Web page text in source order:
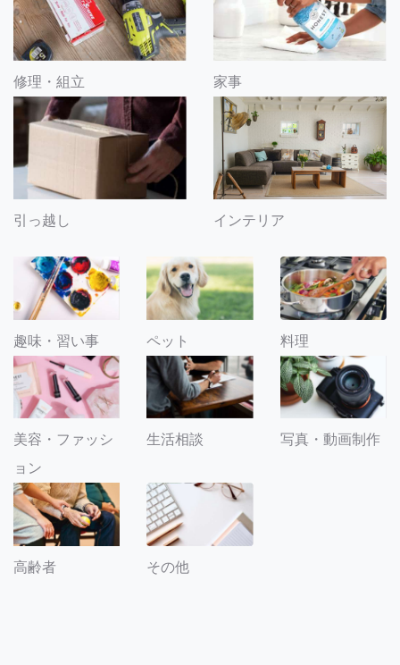
修理・組立 家事
引っ越し インテリア
趣味・習い事 ペット 料理
美容・ファッシ
ョン
生活相談 写真・動画制作
高齢者 その他